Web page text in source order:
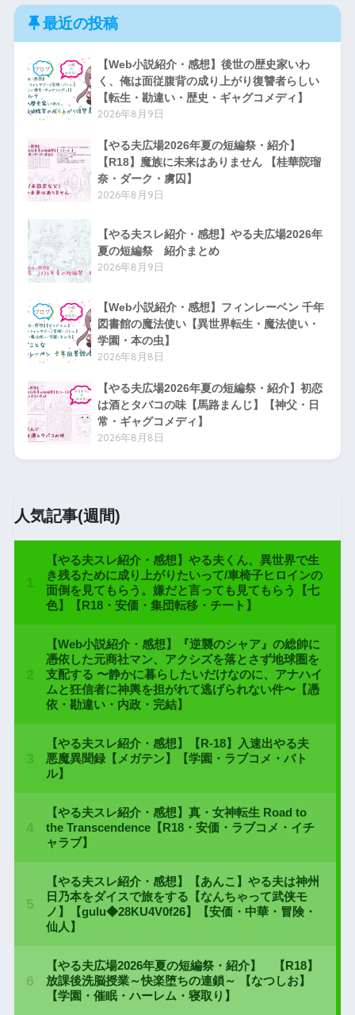
最近の投稿
【Web小説紹介・感想】後世の歴史家いわ
く、俺は面従腹背の成り上がり復讐者らしい
【転生・勘違い・歴史・ギャグコメディ】
2026年8月9日
【やる夫広場2026年夏の短編祭・紹介】
【R18】魔族に未来はありません 【桂華院瑠
奈・ダーク・虜囚】
2026年8月9日
【やる夫スレ紹介・感想】やる夫広場2026年
夏の短編祭 紹介まとめ
2026年8月9日
【Web小説紹介・感想】フィンレーベン 千年
図書館の魔法使い【異世界転生・魔法使い・
学園・本の虫】
2026年8月8日
【やる夫広場2026年夏の短編祭・紹介】初恋
は酒とタバコの味【馬路まんじ】【神父・日
常・ギャグコメディ】
2026年8月8日
人気記事(週間)